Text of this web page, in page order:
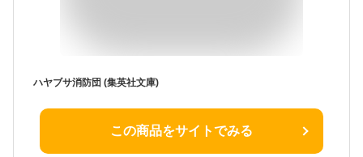
ハヤブサ消防団 (集英社文庫)
この商品をサイトでみる